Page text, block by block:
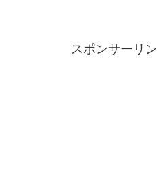
スポンサーリ